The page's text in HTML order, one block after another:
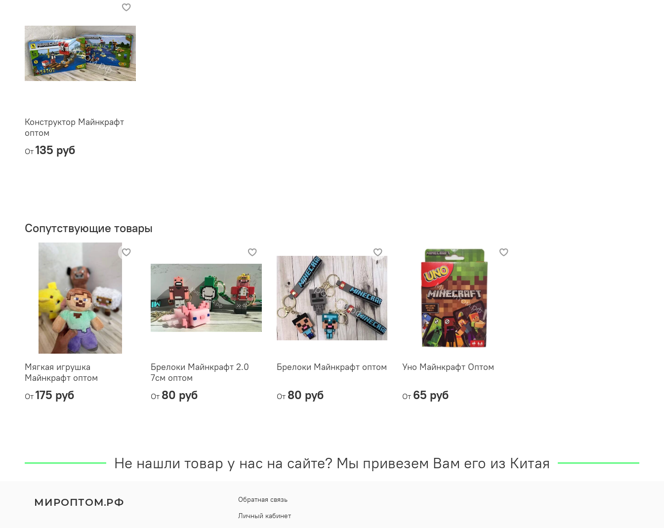
Конструктор Майнкрафт
оптом
От 135 руб
Сопутствующие товары
Мягкая игрушка
Майнкрафт оптом
От 175 руб
Брелоки Майнкрафт 2.0
7см оптом
От 80 руб
Брелоки Майнкрафт оптом
От 80 руб
Уно Майнкрафт Оптом
От 65 руб
Не нашли товар у нас на сайте? Мы привезем Вам его из Китая
Обратная связь
Личный кабинет
МИРОПТОМ.РФ